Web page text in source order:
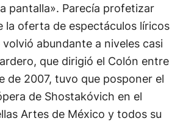
pantalla». Parecía profetizar
la oferta de espectáculos líricos
abundante a niveles casi
que dirigió el Colón entre
de 2007, tuvo que posponer el
de Shostakóvich en el
Artes de México y todos su